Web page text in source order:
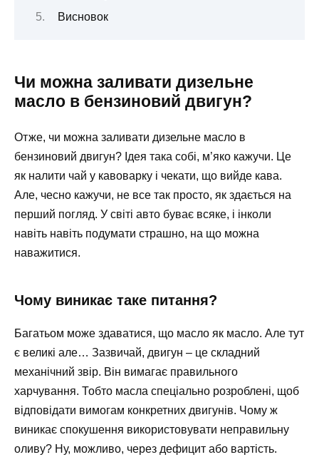
Висновок
Чи можна заливати дизельне
масло в бензиновий двигун?
Отже, чи можна заливати дизельне масло в
бензиновий двигун? Ідея така собі, м’яко кажучи. Це
як налити чай у кавоварку і чекати, що вийде кава.
Але, чесно кажучи, не все так просто, як здається на
перший погляд. У світі авто буває всяке, і інколи
навіть навіть подумати страшно, на що можна
наважитися.
Чому виникає таке питання?
Багатьом може здаватися, що масло як масло. Але тут
є великі але… Зазвичай, двигун – це складний
механічний звір. Він вимагає правильного
харчування. Тобто масла спеціально розроблені, щоб
відповідати вимогам конкретних двигунів. Чому ж
виникає спокушення використовувати неправильну
оливу? Ну, можливо, через дефицит або вартість.